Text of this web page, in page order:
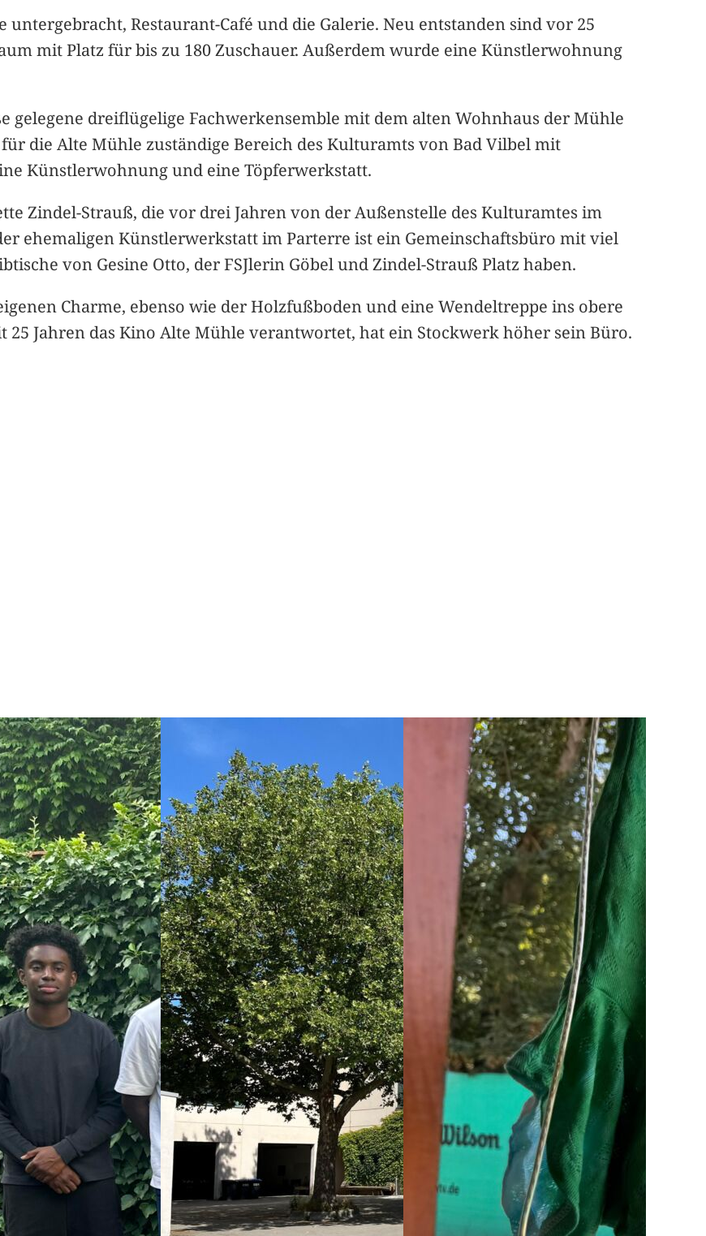
Restaurant-Café und die Galerie. Neu entstanden sind vor 25
mit Platz für bis zu 180 Zuschauer. Außerdem wurde eine Künstlerwohnung
gelegene dreiflügelige Fachwerkensemble mit dem alten Wohnhaus der Mühle
die Alte Mühle zuständige Bereich des Kulturamts von Bad Vilbel mit
Künstlerwohnung und eine Töpferwerkstatt.
Zindel-Strauß, die vor drei Jahren von der Außenstelle des Kulturamtes im
ehemaligen Künstlerwerkstatt im Parterre ist ein Gemeinschaftsbüro mit viel
von Gesine Otto, der FSJlerin Göbel und Zindel-Strauß Platz haben.
Charme, ebenso wie der Holzfußboden und eine Wendeltreppe ins obere
25 Jahren das Kino Alte Mühle verantwortet, hat ein Stockwerk höher sein Büro.